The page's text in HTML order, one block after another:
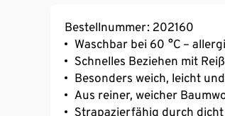
Bestellnummer: 202160
Waschbar bei 60 °C –
Schnelles Beziehen mit
Besonders weich, leicht
Aus reiner, weicher
Strapazierfähig durch dicht